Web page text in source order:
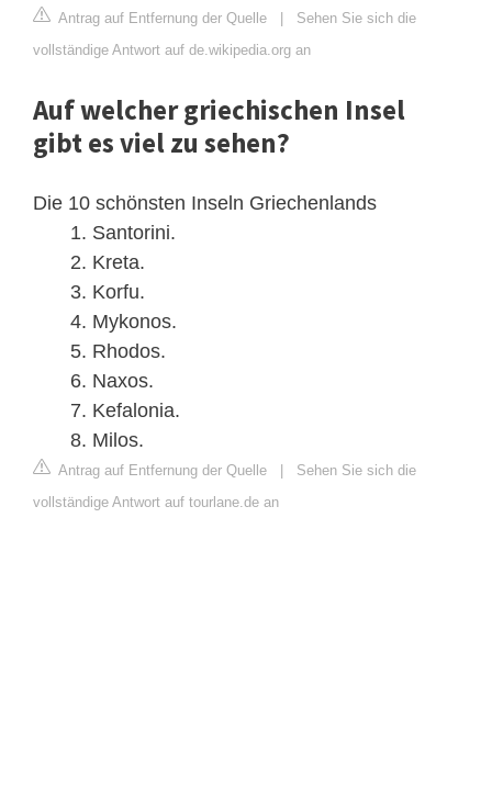
Antrag auf Entfernung der Quelle | Sehen Sie sich die
vollständige Antwort auf de.wikipedia.org an
Auf welcher griechischen Insel
gibt es viel zu sehen?
Die 10 schönsten Inseln Griechenlands
Santorini.
Kreta.
Korfu.
Mykonos.
Rhodos.
Naxos.
Kefalonia.
Milos.
Antrag auf Entfernung der Quelle | Sehen Sie sich die
vollständige Antwort auf tourlane.de an